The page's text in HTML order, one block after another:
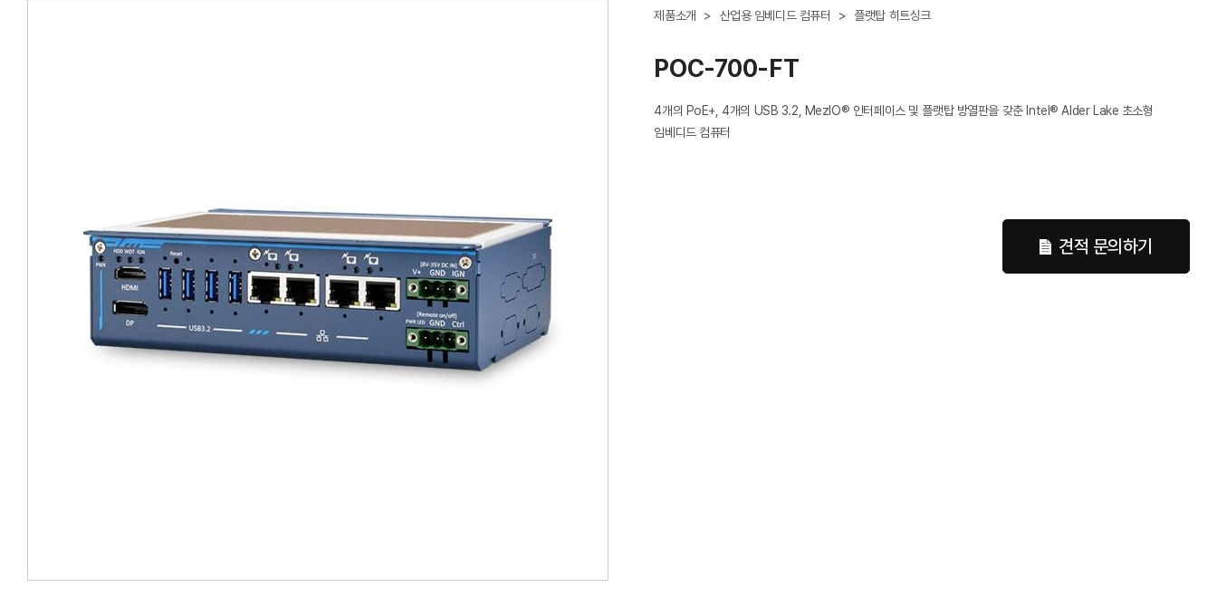
제품소개 > 산업용 임베디드 컴퓨터 > 플랫탑 히트싱크
POC-700-FT
4개의 PoE+, 4개의 USB 3.2, MezIO® 인터페이스 및 플랫탑 방열판을 갖춘 Intel® Alder Lake 초소형
임베디드 컴퓨터
견적 문의하기